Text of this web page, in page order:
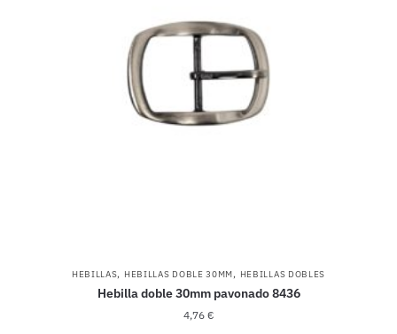
HEBILLAS, HEBILLAS DOBLE 30MM, HEBILLAS DOBLES
Hebilla doble 30mm pavonado 8436
4,76 €